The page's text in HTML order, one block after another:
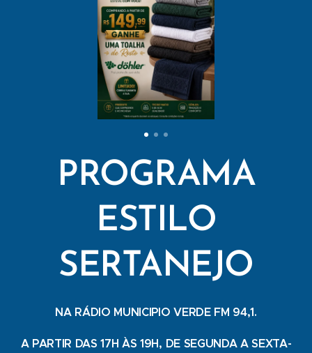
PROGRAMA
ESTILO
SERTANEJO
NA RÁDIO MUNICIPIO VERDE FM 94,1.
A PARTIR DAS 17H ÀS 19H, DE SEGUNDA A SEXTA-